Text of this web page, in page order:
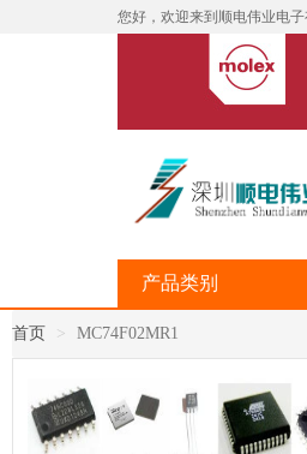
您好，欢迎来到顺电伟业电子
产品类别
首页 MC74F02MR1